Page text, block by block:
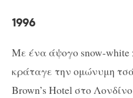
1996
Με ένα άψογο snow-white
κράταγε την ομώνυμη
Brown’s Hotel στο